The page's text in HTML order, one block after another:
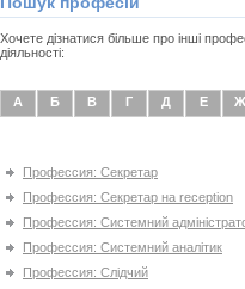
Хочете дізнатися більше про інші
діяльності:
А Б В Г Д Е Ж
Профессия: Секретар
Профессия: Секретар на reception
Профессия: Системний
Профессия: Системний аналітик
Профессия: Слідчий